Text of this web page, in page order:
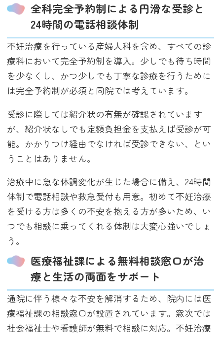
全科完全予約制による円滑な受診と
24時間の電話相談体制
不妊治療を行っている産婦人科を含め、すべての診
療科において完全予約制を導入。少しでも待ち時間
を少なくし、かつ少しでも丁寧な診療を行うために
は完全予約制が必須と同院では考えています。
受診に際しては紹介状の有無が確認されています
が、紹介状なしでも定額負担金を支払えば受診が可
能。かかりつけ経由でなければ受診できない、とい
うことはありません。
治療中に急な体調変化が生じた場合に備え、24時間
体制で電話相談や救急受付も用意。初めて不妊治療
を受ける方は多くの不安を抱える方が多いため、い
つでも相談に乗ってくれる体制は大変心強いでしょ
う。
医療福祉課による無料相談窓口が治
療と生活の両面をサポート
通院に伴う様々な不安を解消するため、院内には医
療福祉課の相談窓口が設置されています。窓次では
社会福祉士や看護師が無料で相談に対応。不妊治療